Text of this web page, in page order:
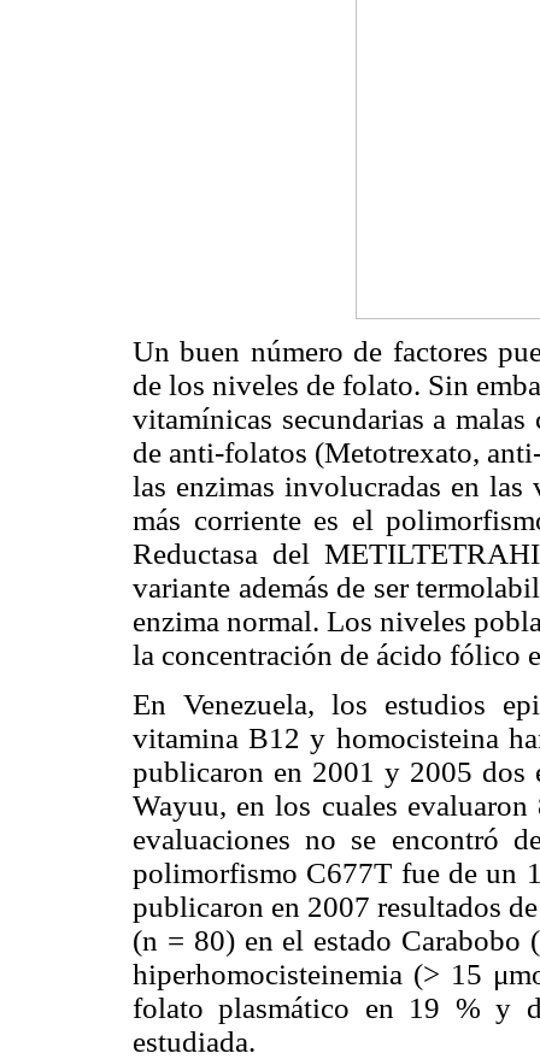
Un buen número de factores
de los niveles de folato. Sin
vitamínicas secundarias a
de anti-folatos (Metotrexato,
las enzimas involucradas en las
más corriente es el
Reductasa del
variante además de ser
enzima normal. Los niveles
la concentración de ácido fólico
En Venezuela, los estudios
vitamina B12 y homocisteina
publicaron en 2001 y 2005 dos
Wayuu, en los cuales
evaluaciones no se encontró
polimorfismo C677T fue de un
publicaron en 2007 resultados
(n = 80) en el estado Carabobo
hiperhomocisteinemia (> 15
folato plasmático en 19 % y
estudiada.